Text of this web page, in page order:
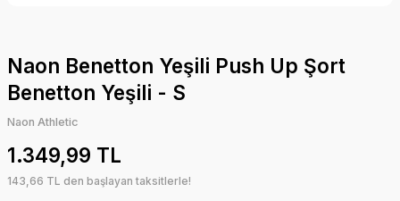
Naon Benetton Yeşili Push Up Şort
Benetton Yeşili - S
Naon Athletic
1.349,99 TL
143,66 TL den başlayan taksitlerle!